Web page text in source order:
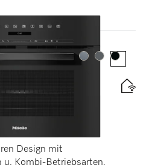
Produkte
Farbe:Farbe:Farbe:
Design mit
u. Kombi-Betriebsarten.